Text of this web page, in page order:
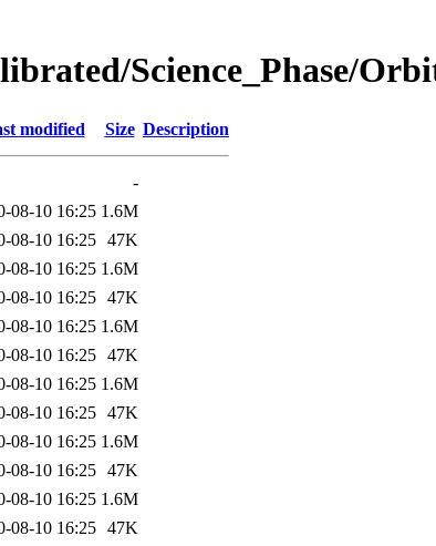
Science_Phase/
modified Size Description
-
08-10 16:25 1.6M
08-10 16:25 47K
08-10 16:25 1.6M
08-10 16:25 47K
08-10 16:25 1.6M
08-10 16:25 47K
08-10 16:25 1.6M
08-10 16:25 47K
08-10 16:25 1.6M
08-10 16:25 47K
08-10 16:25 1.6M
08-10 16:25 47K